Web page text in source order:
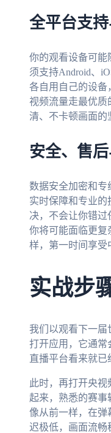
全平台支
你的观看设备可能
须支持Android、
各自用自己的设备
视频流量走最优
清、不卡顿画面的
安全、售
数据安全加密和专
实时保障和专业
决，不会让你错过
你将可能面临更复
样，第一时间享受
实战步
我们以观看下一届
打开应用，它通常
直播平台看来就已
此时，再打开央视
起来，熟悉的赛事
像从前一样，在弹
迟极低，画面流畅